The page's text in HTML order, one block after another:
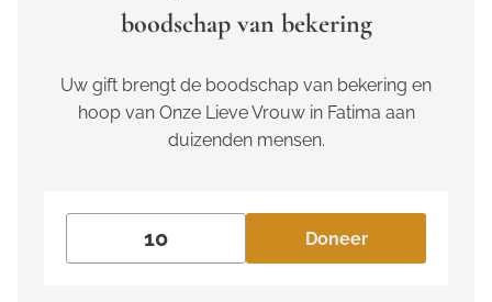
boodschap van bekering
Uw gift brengt de boodschap van bekering en
hoop van Onze Lieve Vrouw in Fatima aan
duizenden mensen.
Doneer